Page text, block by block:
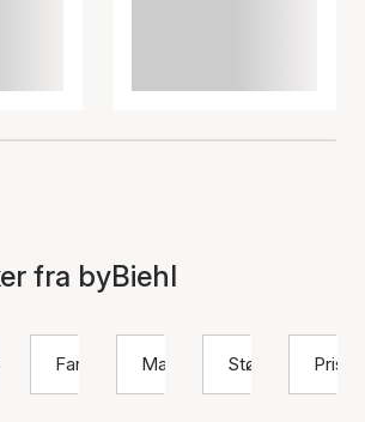
fra byBiehl
Farve Materiale Størrelse Pris